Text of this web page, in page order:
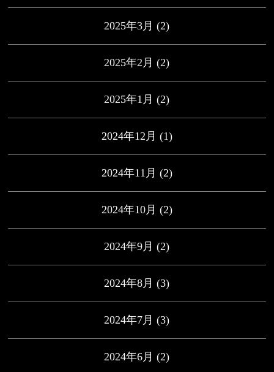
2025年3月 (2)
2025年2月 (2)
2025年1月 (2)
2024年12月 (1)
2024年11月 (2)
2024年10月 (2)
2024年9月 (2)
2024年8月 (3)
2024年7月 (3)
2024年6月 (2)